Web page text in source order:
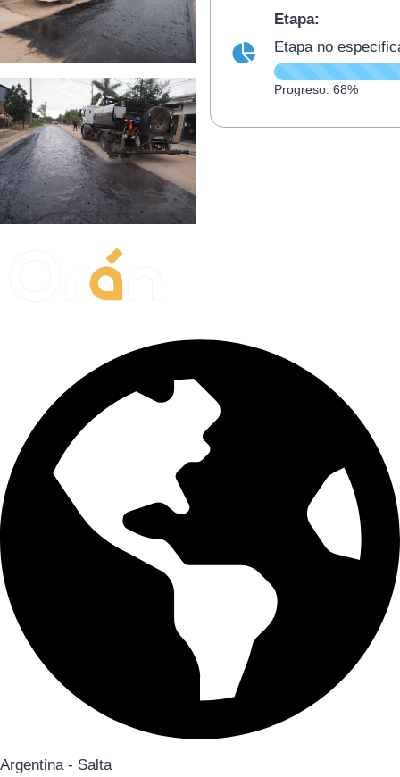
Etapa:
Etapa no
Progreso: 68%
Argentina - Salta